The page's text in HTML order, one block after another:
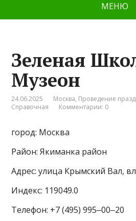
МЕНЮ
Зеленая
Музеон
24.06.2025 Москва, Проведение
Справочная
Комментарии: 0
город: Москва
Район: Якиманка район
Адрес: улица Крымский Вал,
Индекс: 119049.0
Телефон: +7 (495) 995‒00‒20